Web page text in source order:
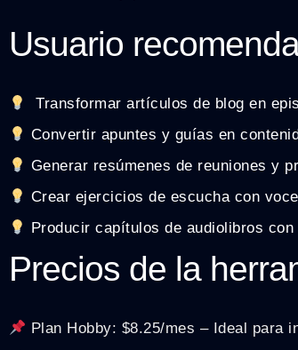
Usuario
Transformar artículos de blog en
Convertir apuntes y guías en
Generar resúmenes de reuniones y
Crear ejercicios de escucha con
Producir capítulos de audiolibros
Precios de la
Plan Hobby: $8.25/mes – Ideal para